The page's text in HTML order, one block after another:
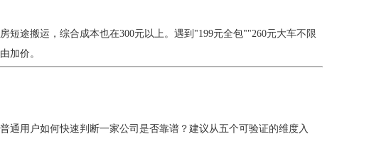
短途搬运，综合成本也在300元以上。遇到"199元全包""260元大车不限
加价。
通用户如何快速判断一家公司是否靠谱？建议从五个可验证的维度入